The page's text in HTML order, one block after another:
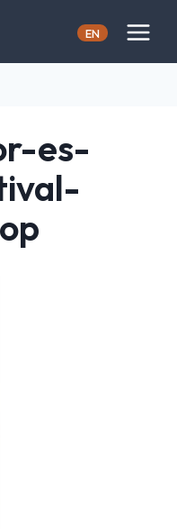
EN
es-